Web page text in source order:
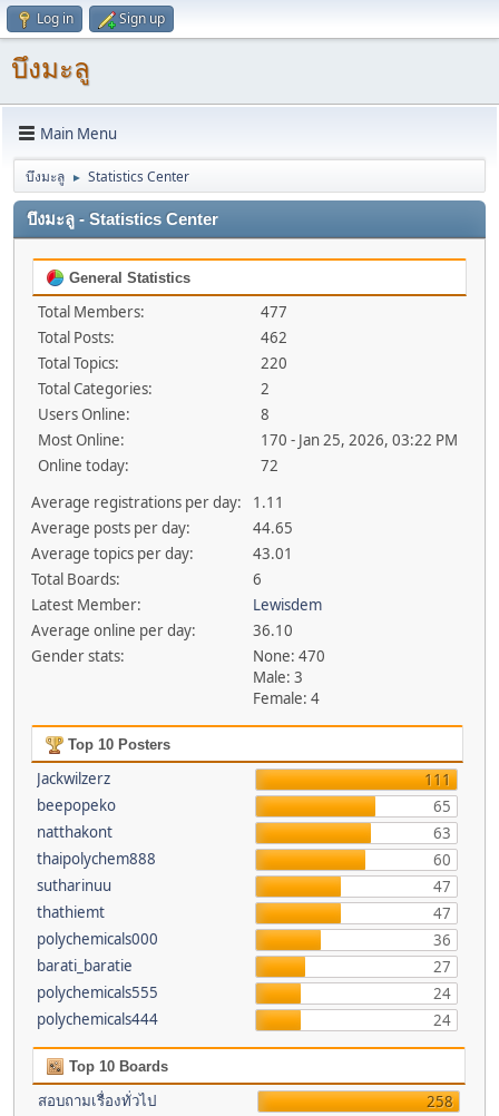
Log in Sign up
บึงมะลู
Main Menu
บึงมะลู ► Statistics Center
บึงมะลู - Statistics Center
General Statistics
Total Members:
477
Total Posts:
462
Total Topics:
220
Total Categories:
2
Users Online:
8
Most Online:
170 - Jan 25, 2026, 03:22 PM
Online today:
72
Average registrations per day:
1.11
Average posts per day:
44.65
Average topics per day:
43.01
Total Boards:
6
Latest Member:
Lewisdem
Average online per day:
36.10
Gender stats:
None: 470
Male: 3
Female: 4
Top 10 Posters
Jackwilzerz
111
beepopeko
65
natthakont
63
thaipolychem888
60
sutharinuu
47
thathiemt
47
polychemicals000
36
barati_baratie
27
polychemicals555
24
polychemicals444
24
Top 10 Boards
สอบถามเรื่องทั่วไป
258